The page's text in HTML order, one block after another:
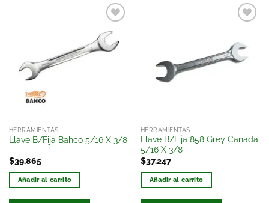
Añadir
a la
lista
HERRAMIENTAS
Llave B/Fija Bahco 5/16 X 3/8
$39.865
Añadir al carrito
a la
lista
de
HERRAMIENTAS
Llave B/Fija 858 Grey Canada
5/16 X 3/8
$37.247
Añadir al carrito